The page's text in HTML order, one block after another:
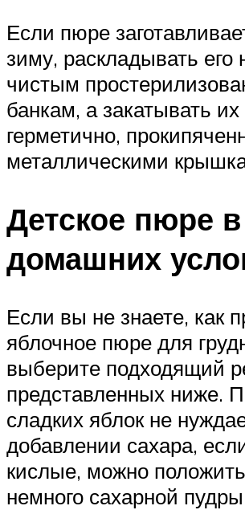
Если пюре
зиму, раскладывать его
чистым
банкам, а закатывать их
герметично,
металлическими
Детское пюре в
домашних
Если вы не знаете, как
яблочное пюре для
выберите подходящий
представленных ниже.
сладких яблок не
добавлении сахара,
кислые, можно
немного сахарной